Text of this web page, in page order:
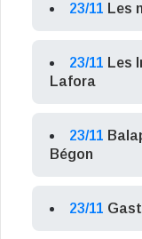
23/11 Les
23/11 Les
Lafora
23/11
Bégon
23/11